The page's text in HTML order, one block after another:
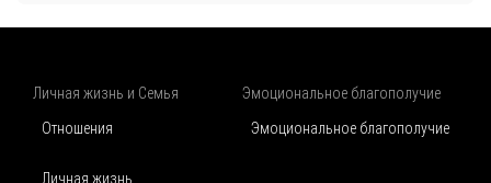
Личная жизнь и Семья
Отношения
Личная жизнь
Эмоциональное благополучие
Эмоциональное благополучие